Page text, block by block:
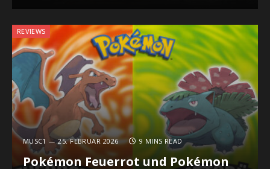
REVIEWS
MUSC1 25. FEBRUAR 2026 9 MINS READ
Pokémon Feuerrot und Pokémon